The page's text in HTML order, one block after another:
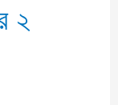
২